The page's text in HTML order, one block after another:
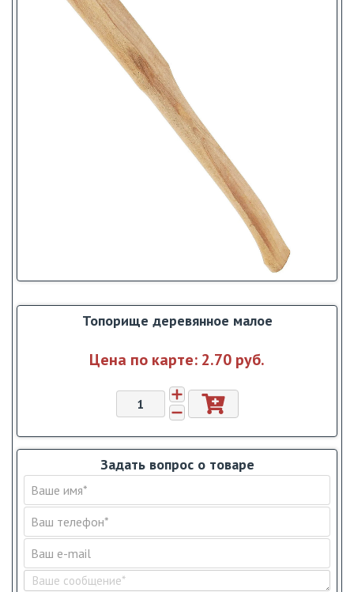
Топорище деревянное малое
Цена по карте: 2.70 pуб.
Задать вопрос о товаре